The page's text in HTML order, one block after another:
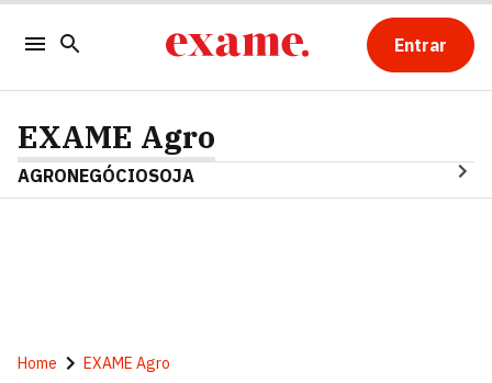
Entrar
EXAME Agro
AGRONEGÓCIOSOJA
Home EXAME Agro